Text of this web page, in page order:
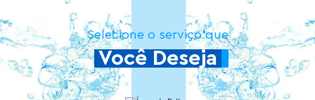
Selecione o serviço que
Você Deseja